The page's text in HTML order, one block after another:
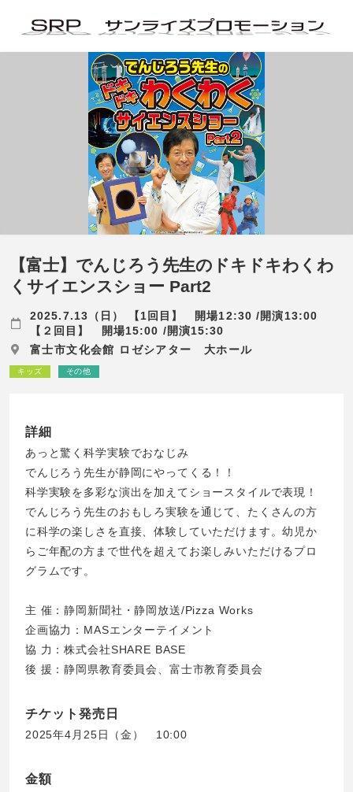
【富士】でんじろう先生のドキドキわくわ
くサイエンスショー Part2
2025.7.13（日） 【1回目】 開場12:30 /開演13:00
【２回目】 開場15:00 /開演15:30
富士市文化会館 ロゼシアター 大ホール
キッズ その他
詳細
あっと驚く科学実験でおなじみ
でんじろう先生が静岡にやってくる！！
科学実験を多彩な演出を加えてショースタイルで表現！
でんじろう先生のおもしろ実験を通じて、たくさんの方
に科学の楽しさを直接、体験していただけます。幼児か
らご年配の方まで世代を超えてお楽しみいただけるプロ
グラムです。
主 催：静岡新聞社・静岡放送/Pizza Works
企画協力：MASエンターテイメント
協 力：株式会社SHARE BASE
後 援：静岡県教育委員会、富士市教育委員会
チケット発売日
2025年4月25日（金） 10:00
金額